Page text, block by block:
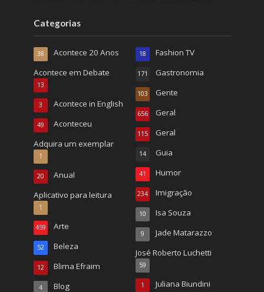
Categorias
Acontece 20 Anos
38
Acontece em Debate
13
Acontece in English
3
Aconteceu
49
Adquira um exemplar
1
Anual
20
Aplicativo para leitura
1
Arte
459
Beleza
52
Blima Efraim
12
Blog
4
Fashion TV
18
Gastronomia
171
Gente
103
Geral
656
Geral
115
Guia
14
Humor
41
Imigração
234
Isa Souza
10
Jade Matarazzo
9
José Roberto Luchetti
59
Juliana Biundini
1